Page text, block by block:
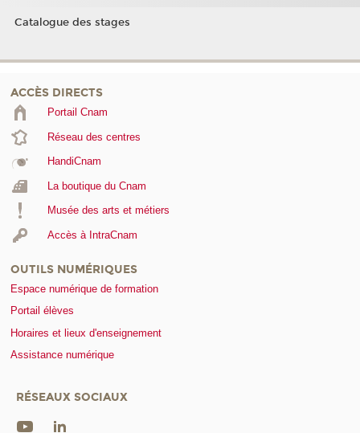
Catalogue des stages
ACCÈS DIRECTS
Portail Cnam
Réseau des centres
HandiCnam
La boutique du Cnam
Musée des arts et métiers
Accès à IntraCnam
OUTILS NUMÉRIQUES
Espace numérique de formation
Portail élèves
Horaires et lieux d'enseignement
Assistance numérique
RÉSEAUX SOCIAUX